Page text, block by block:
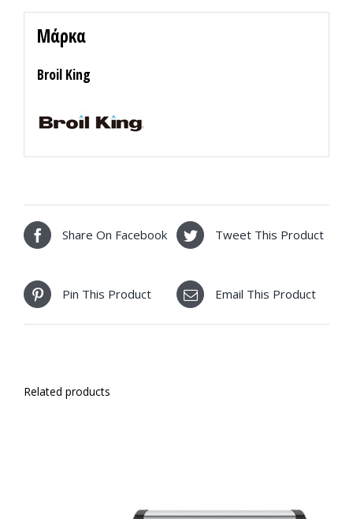
Μάρκα
Broil King
Share On Facebook Tweet This Product
Pin This Product Email This Product
Related products